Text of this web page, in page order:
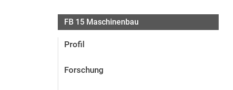
FB 15 Maschinenbau
Profil
Forschung